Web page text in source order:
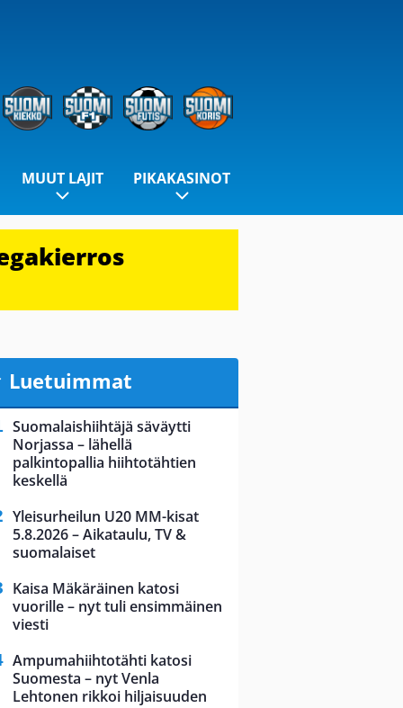
MUUT LAJIT PIKAKASINOT
Luetuimmat
Suomalaishiihtäjä säväytti
Norjassa – lähellä
palkintopallia hiihtotähtien
keskellä
Yleisurheilun U20 MM-kisat
5.8.2026 – Aikataulu, TV &
suomalaiset
Kaisa Mäkäräinen katosi
vuorille – nyt tuli ensimmäinen
viesti
Ampumahiihtotähti katosi
Suomesta – nyt Venla
Lehtonen rikkoi hiljaisuuden